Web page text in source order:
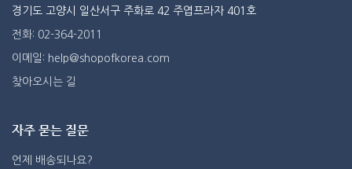
경기도 고양시 일산서구 주화로 42 주엽프라자 401호
전화: 02-364-2011
이메일: help@shopofkorea.com
찾아오시는 길
자주 묻는 질문
언제 배송되나요?